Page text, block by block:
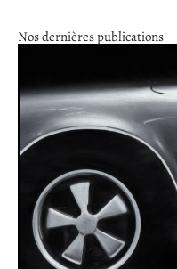
Nos dernières publications